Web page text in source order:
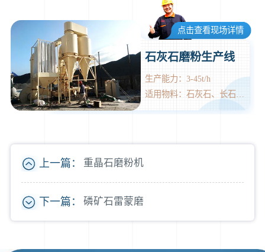
点击查看现场详情
石灰石磨粉生产线
生产能力：3-45t/h
上一篇： 重晶石磨粉机
下一篇： 磷矿石雷蒙磨